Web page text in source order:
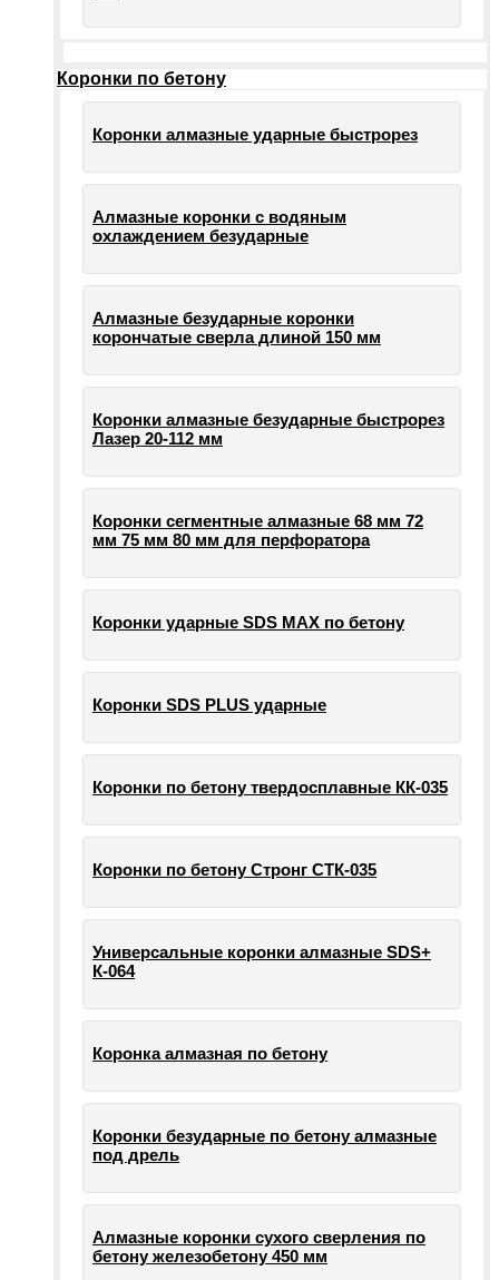
Коронки по бетону
Коронки алмазные ударные быстрорез
Алмазные коронки с водяным
охлаждением безударные
Алмазные безударные коронки
корончатые сверла длиной 150 мм
Коронки алмазные безударные быстрорез
Лазер 20-112 мм
Коронки сегментные алмазные 68 мм 72
мм 75 мм 80 мм для перфоратора
Коронки ударные SDS MAX по бетону
Коронки SDS PLUS ударные
Коронки по бетону твердосплавные КК-035
Коронки по бетону Стронг СТК-035
Универсальные коронки алмазные SDS+
К-064
Коронка алмазная по бетону
Коронки безударные по бетону алмазные
под дрель
Алмазные коронки сухого сверления по
бетону железобетону 450 мм